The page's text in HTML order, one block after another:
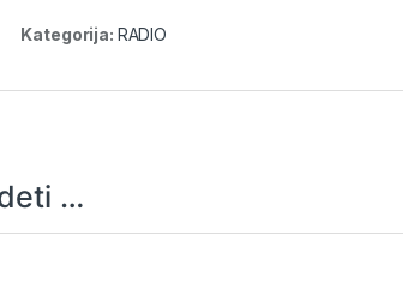
Kategorija: RADIO
…